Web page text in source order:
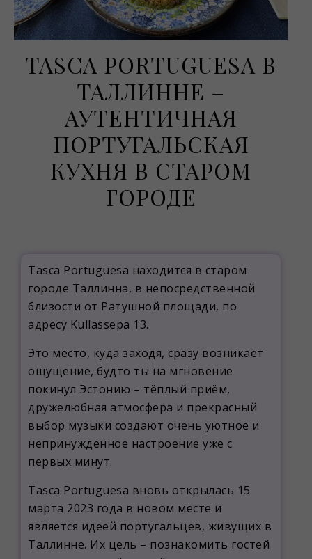
TASCA PORTUGUESA В
ТАЛЛИННЕ –
АУТЕНТИЧНАЯ
ПОРТУГАЛЬСКАЯ
КУХНЯ В СТАРОМ
ГОРОДЕ
Tasca Portuguesa находится в старом
городе Таллинна, в непосредственной
близости от Ратушной площади, по
адресу Kullassepa 13.
Это место, куда заходя, сразу возникает
ощущение, будто ты на мгновение
покинул Эстонию – тёплый приём,
дружелюбная атмосфера и прекрасный
выбор музыки создают очень уютное и
непринуждённое настроение уже с
первых минут.
Tasca Portuguesa вновь открылась 15
марта 2023 года в новом месте и
является идеей португальцев, живущих в
Таллинне. Их цель – познакомить гостей